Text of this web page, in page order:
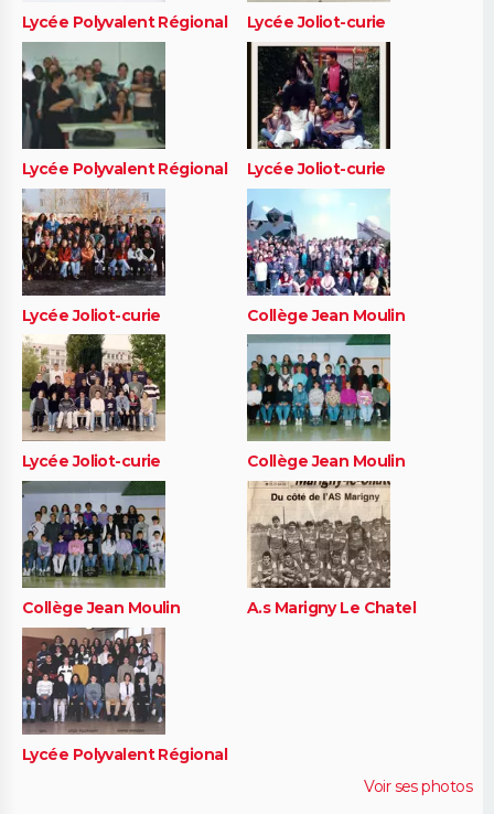
Lycée Polyvalent Régional Lycée Joliot-curie
Lycée Polyvalent Régional Lycée Joliot-curie
Lycée Joliot-curie Collège Jean Moulin
Lycée Joliot-curie Collège Jean Moulin
Collège Jean Moulin A.s Marigny Le Chatel
Lycée Polyvalent Régional
Voir ses photos